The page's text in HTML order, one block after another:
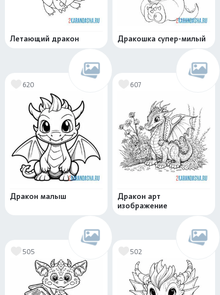
Летающий дракон Дракошка супер-милый
620
Дракон малыш
607
Дракон арт
изображение
505 502